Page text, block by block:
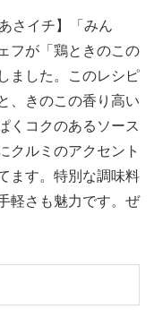
さイチ】「みん
フが「鶏ときのこの
ました。このレシピ
、きのこの香り高い
くコクのあるソース
クルミのアクセント
ます。特別な調味料
軽さも魅力です。ぜ